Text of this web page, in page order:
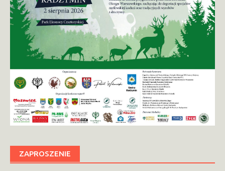
ZAPROSZENIE